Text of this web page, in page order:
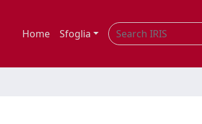
Home Sfoglia